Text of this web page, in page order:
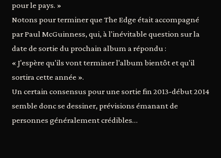
pour le pays. »
Notons pour terminer que The Edge était accompagné
par Paul McGuinness, qui, à l'inévitable question sur la
date de sortie du prochain album a répondu :
« J'espère qu'ils vont terminer l'album bientôt et qu'il
sortira cette année ».
Un certain consensus pour une sortie fin 2013-début 2014
semble donc se dessiner, prévisions émanant de
personnes généralement crédibles…